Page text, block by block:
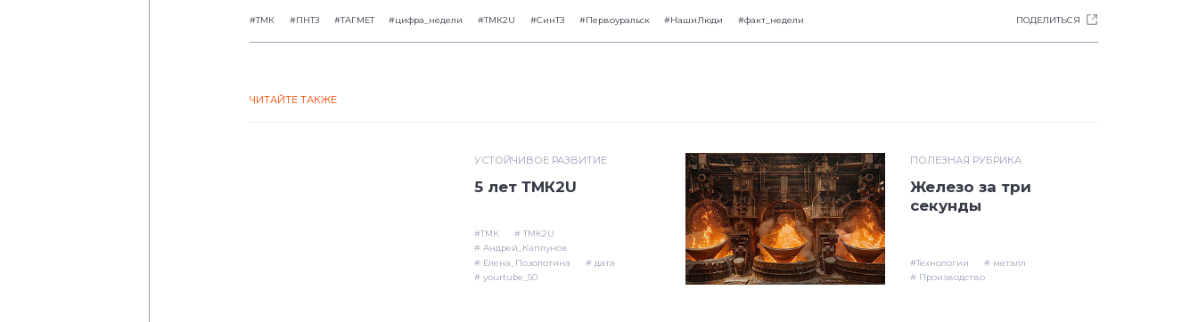
#ТМК #ПНТЗ #ТАГМЕТ #цифра_недели #ТМК2U #СинТЗ #Первоуральск #НашиЛюди #факт_недели ПОДЕЛИТЬСЯ
ЧИТАЙТЕ ТАКЖЕ
УСТОЙЧИВОЕ РАЗВИТИЕ
5 лет ТМК2U
#ТМК
# ТМК2U
# Андрей_Каплунов
# Елена_Позолотина
# дата
# yourtube_50
ПОЛЕЗНАЯ РУБРИКА
Железо за три
секунды
#Технологии
# металл
# Производство